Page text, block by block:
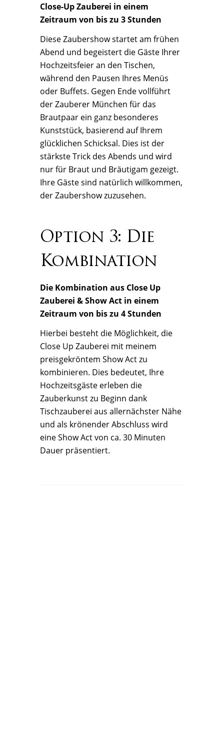
Close-Up Zauberei in einem
Zeitraum von bis zu 3 Stunden
Diese Zaubershow startet am frühen
Abend und begeistert die Gäste Ihrer
Hochzeitsfeier an den Tischen,
während den Pausen Ihres Menüs
oder Buffets. Gegen Ende vollführt
der Zauberer München für das
Brautpaar ein ganz besonderes
Kunststück, basierend auf Ihrem
glücklichen Schicksal. Dies ist der
stärkste Trick des Abends und wird
nur für Braut und Bräutigam gezeigt.
Ihre Gäste sind natürlich willkommen,
der Zaubershow zuzusehen.
Option 3: Die
Kombination
Die Kombination aus Close Up
Zauberei & Show Act in einem
Zeitraum von bis zu 4 Stunden
Hierbei besteht die Möglichkeit, die
Close Up Zauberei mit meinem
preisgekröntem Show Act zu
kombinieren. Dies bedeutet, Ihre
Hochzeitsgäste erleben die
Zauberkunst zu Beginn dank
Tischzauberei aus allernächster Nähe
und als krönender Abschluss wird
eine Show Act von ca. 30 Minuten
Dauer präsentiert.